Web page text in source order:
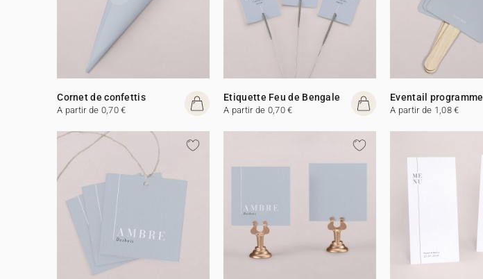
Cornet de confettis
A partir de 0,70 €
Etiquette Feu de Bengale
A partir de 0,70 €
Eventail programme
A partir de 1,08 €